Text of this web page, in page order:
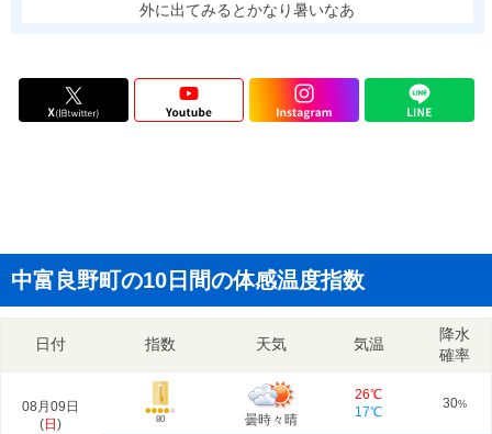
外に出てみるとかなり暑いなあ
中富良野町の10日間の体感温度指数
日付 指数 天気 気温
降水
確率
08月09日
(日 ) 80 曇時々晴
26℃
17℃
30%